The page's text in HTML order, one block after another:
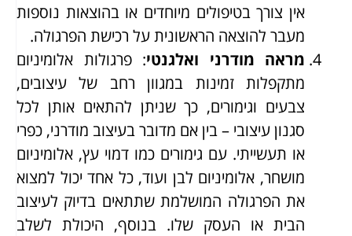
אין צורך בטיפולים מיוחדים או בהוצאות נוספות
מעבר להוצאה הראשונית על רכישת הפרגולה.
מראה מודרני ואלגנטי: פרגולות אלומיניום
מתקפלות זמינות במגוון רחב של עיצובים,
צבעים וגימורים, כך שניתן להתאים אותן לכל
סגנון עיצובי – בין אם מדובר בעיצוב מודרני, כפרי
או תעשייתי. עם גימורים כמו דמוי עץ, אלומיניום
מושחר, אלומיניום לבן ועוד, כל אחד יכול למצוא
את הפרגולה המושלמת שתתאים בדיוק לעיצוב
הבית או העסק שלו. בנוסף, היכולת לשלב